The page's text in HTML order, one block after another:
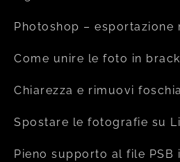
Photoshop – esportazione
Come unire le foto in
Chiarezza e rimuovi
Spostare le fotografie su
Pieno supporto al file PSB